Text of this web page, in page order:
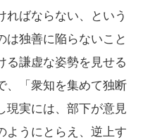
ればならない、という
は独善に陥らないこと
る謙虚な姿勢を見せる
、「衆知を集めて独断
現実には、部下が意見
ようにとらえ、逆上す